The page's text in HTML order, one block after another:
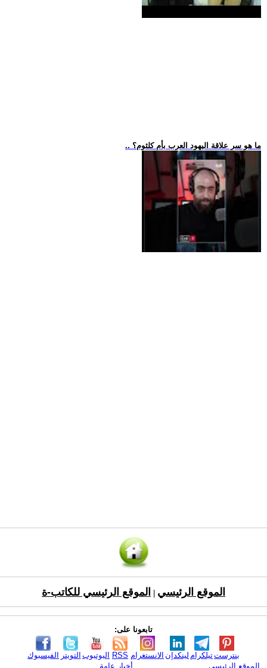
.. ما هو سر علاقة اليهود العرب بأم كلثوم؟
الموقع الرئيسي الموقع الرئيسي للكاتب-ة
تابعونا على:
الفيسبوك التويتر اليوتيوب RSS الانستغرام لينكدإن تيلكرامبنترست
الموقع الرئيسي
أخبار عامة